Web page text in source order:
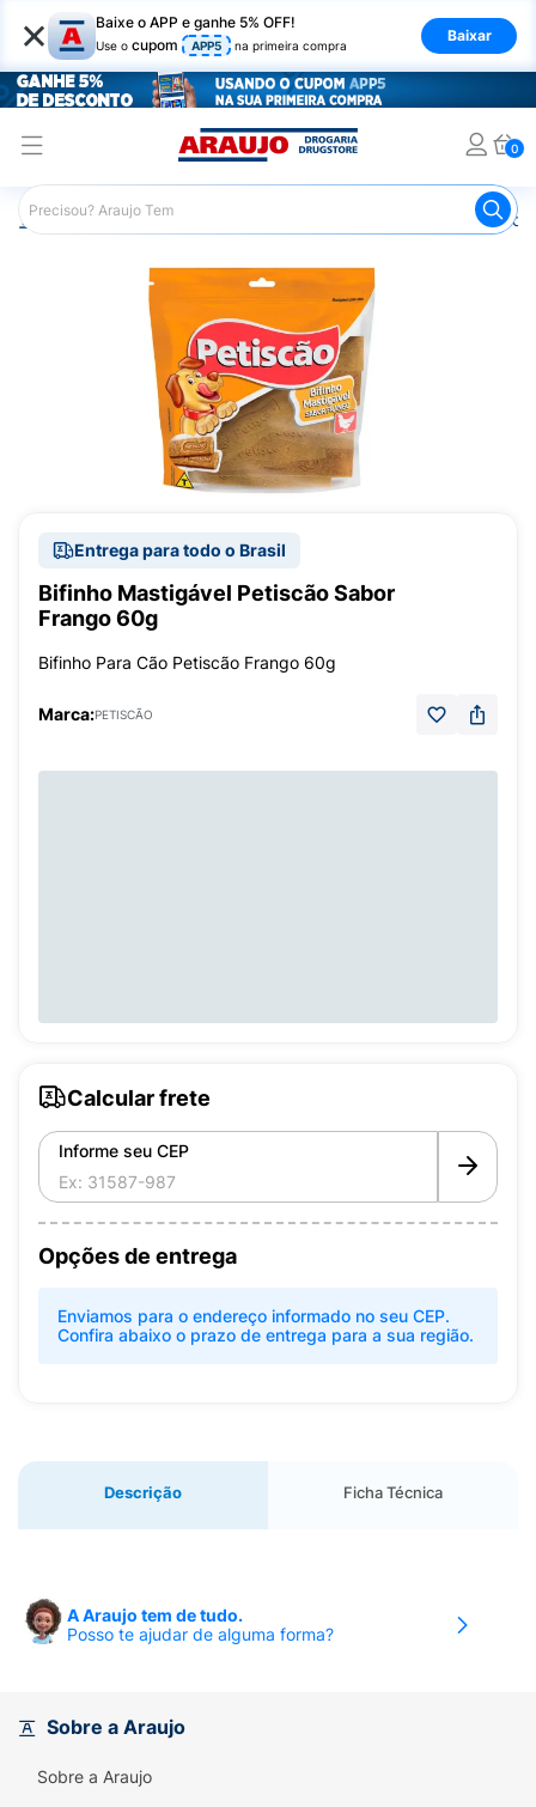
× Baixe o APP e ganhe 5% OFF!
Use o cupom APP5 na primeira compra
Baixar
0
Araujo Pet Shop Petiscos para Cachorro
Entrega para todo o Brasil
Bifinho Mastigável Petiscão Sabor
Frango 60g
Bifinho Para Cão Petiscão Frango 60g
Marca:PETISCÃO
Calcular frete
Informe seu CEP
Opções de entrega
Enviamos para o endereço informado no seu CEP.
Confira abaixo o prazo de entrega para a sua região.
Descrição Ficha Técnica
A Araujo tem de tudo.
Posso te ajudar de alguma forma?
Sobre a Araujo
Sobre a Araujo